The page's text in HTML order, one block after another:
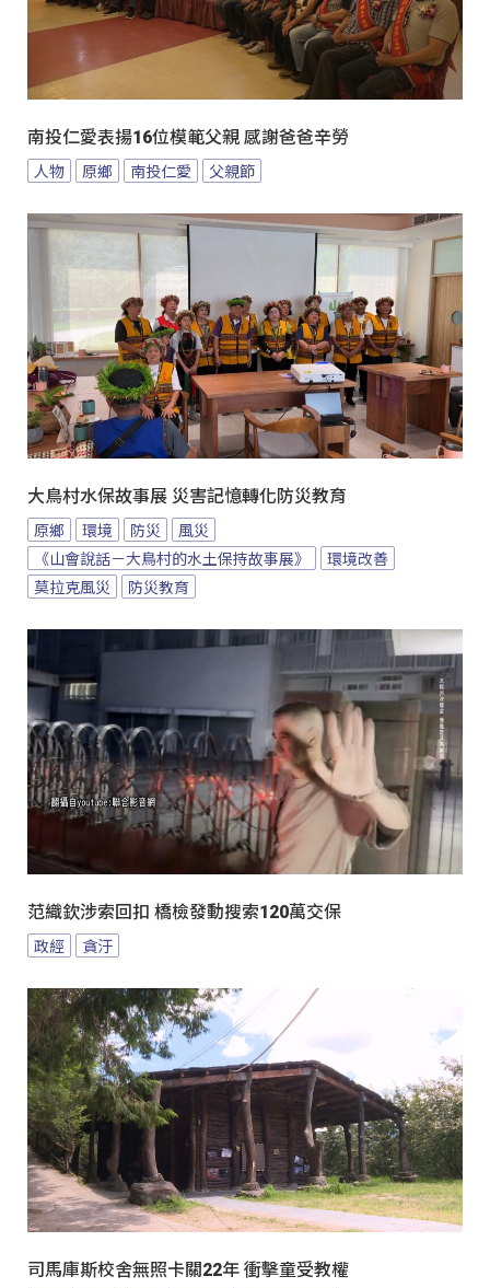
南投仁愛表揚16位模範父親 感謝爸爸辛勞
人物 原鄉 南投仁愛 父親節
大鳥村水保故事展 災害記憶轉化防災教育
原鄉 環境 防災
風災
《山會說話－大鳥村的水土保持故事展》
環境改善
莫拉克風災
防災教育
范織欽涉索回扣 橋檢發動搜索120萬交保
政經 貪汙
司馬庫斯校舍無照卡關22年 衝擊童受教權